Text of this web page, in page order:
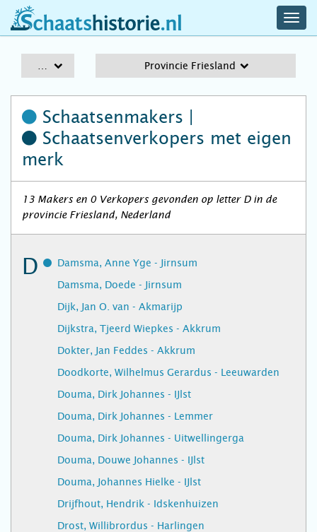
schaatshistorie.nl
Provincie Friesland
Schaatsenmakers |
Schaatsenverkopers met eigen
merk
13 Makers en 0 Verkopers gevonden op letter D in de
provincie Friesland, Nederland
D
Damsma, Anne Yge - Jirnsum
Damsma, Doede - Jirnsum
Dijk, Jan O. van - Akmarijp
Dijkstra, Tjeerd Wiepkes - Akkrum
Dokter, Jan Feddes - Akkrum
Doodkorte, Wilhelmus Gerardus - Leeuwarden
Douma, Dirk Johannes - IJlst
Douma, Dirk Johannes - Lemmer
Douma, Dirk Johannes - Uitwellingerga
Douma, Douwe Johannes - IJlst
Douma, Johannes Hielke - IJlst
Drijfhout, Hendrik - Idskenhuizen
Drost, Willibrordus - Harlingen